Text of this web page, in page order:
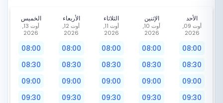
الخميس
أوت 13,
2026
08:00
08:30
09:00
09:30
الأربعاء
أوت 12,
2026
08:00
08:30
09:00
09:30
الثلاثاء
أوت 11,
2026
08:00
08:30
09:00
09:30
الإثنين
أوت 10,
2026
08:00
08:30
09:00
09:30
الأحد
أوت 09,
2026
08:00
08:30
09:00
09:30